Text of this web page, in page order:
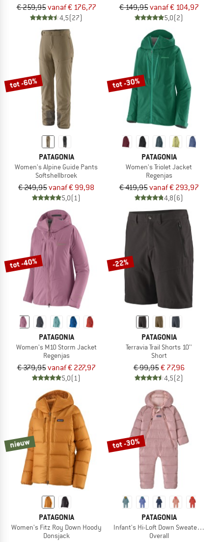
€ 259,95vanaf € 176,77
4,5(27)
€ 149,95vanaf € 104,97
5,0(2)
tot -60%
PATAGONIA
Women's Alpine Guide Pants
Softshellbroek
€ 249,95vanaf € 99,98
5,0(1)
tot -30%
PATAGONIA
Women's Triolet Jacket
Regenjas
€ 419,95vanaf € 293,97
4,8(6)
tot -40%
PATAGONIA
Women's M10 Storm Jacket
Regenjas
€ 379,95vanaf € 227,97
5,0(1)
-22%
PATAGONIA
Terravia Trail Shorts 10''
Short
€ 99,95€ 77,96
4,5(2)
nieuw
PATAGONIA
Women's Fitz Roy Down Hoody
Donsjack
tot -30%
PATAGONIA
Infant's Hi-Loft Down Sweater
Overall